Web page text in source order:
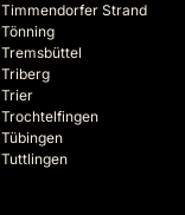
Strand